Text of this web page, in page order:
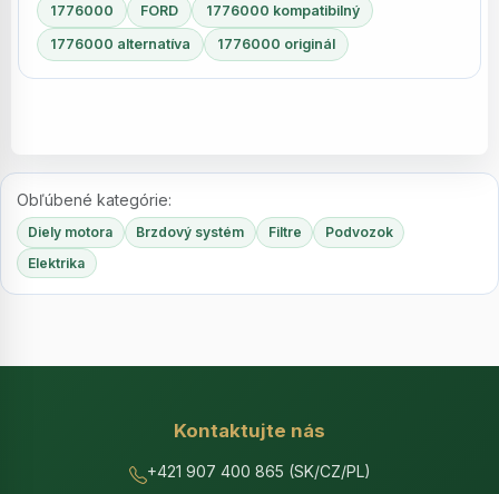
1776000 FORD 1776000 kompatibilný
1776000 alternatíva 1776000 originál
Obľúbené kategórie:
Diely motora Brzdový systém Filtre
Podvozok
Elektrika
Kontaktujte nás
+421 907 400 865 (SK/CZ/PL)